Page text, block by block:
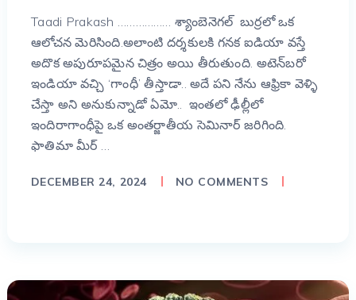
Taadi Prakash ……………… శ్యాంబెనెగల్‌ బుర్రలో ఒక
ఆలోచన మెరిసింది.అలాంటి దర్శకులకి గనక ఐడియా వస్తే
అదొక అపురూపమైన చిత్రం అయి తీరుతుంది. అటెన్‌బరో
ఇండియా వచ్చి ‘గాంధీ’ తీస్తాడా.. అదే పని నేను ఆఫ్రికా వెళ్ళి
చేస్తా అని అనుకున్నాడో ఏమో.. ఇంతలో ఢీల్లీలో
ఇందిరాగాంధీపై ఒక అంతర్జాతీయ సెమినార్‌ జరిగింది.
ఫాతిమా మీర్‌ …
DECEMBER 24, 2024 NO COMMENTS